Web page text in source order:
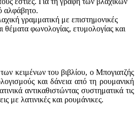
αλφάβητο.
γραμματική με επιστημονικές
θέματα φωνολογίας, ετυμολογίας και
κειμένων του βιβλίου, ο Μπογιατζής
και δάνεια από τη ρουμανική
αντικαθιστώντας συστηματικά τις
με λατινικές και ρουμάνικες.